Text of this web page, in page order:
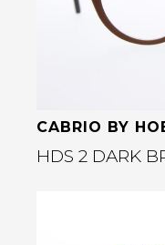
CABRIO BY
HDS 2 DARK